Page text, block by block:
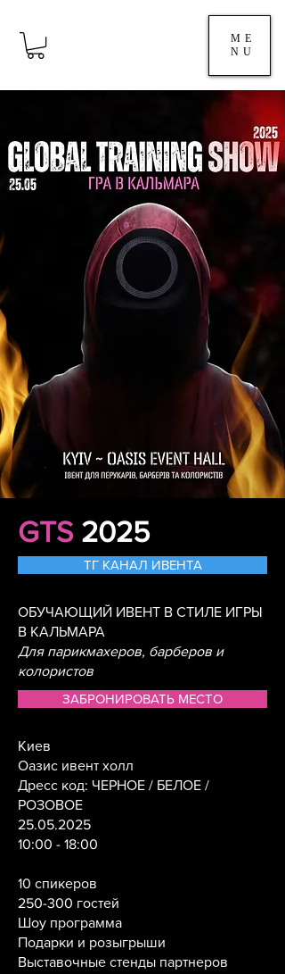
ME
NU
GTS2025
ТГ КАНАЛ ИВЕНТА
ОБУЧАЮЩИЙ ИВЕНТ В СТИЛЕ ИГРЫ
В КАЛЬМАРА
Для парикмахеров, барберов и
колористов
ЗАБРОНИРОВАТЬ МЕСТО
Киев
Оазис ивент холл
Дресс код: ЧЕРНОЕ / БЕЛОЕ /
РОЗОВОЕ
25.05.2025
10:00 - 18:00
10 спикеров
250-300 гостей
Шоу программа
Подарки и розыгрыши
Выставочные стенды партнеров